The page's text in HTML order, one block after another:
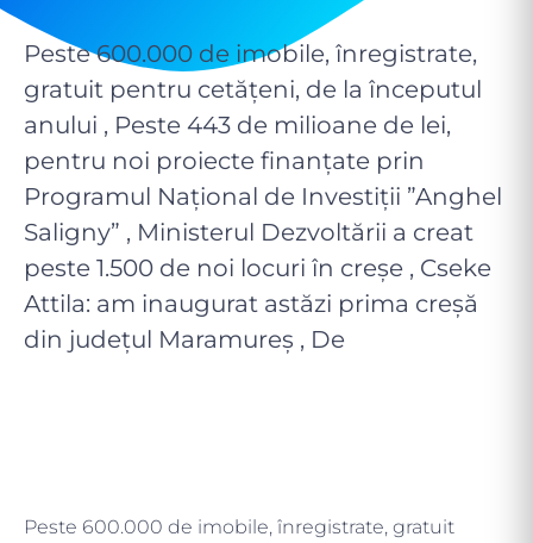
Peste 600.000 de imobile, înregistrate,
gratuit pentru cetățeni, de la începutul
anului , Peste 443 de milioane de lei,
pentru noi proiecte finanțate prin
Programul Național de Investiții ”Anghel
Saligny” , Ministerul Dezvoltării a creat
peste 1.500 de noi locuri în creșe , Cseke
Attila: am inaugurat astăzi prima creșă
din județul Maramureș , De
Peste 600.000 de imobile, înregistrate, gratuit